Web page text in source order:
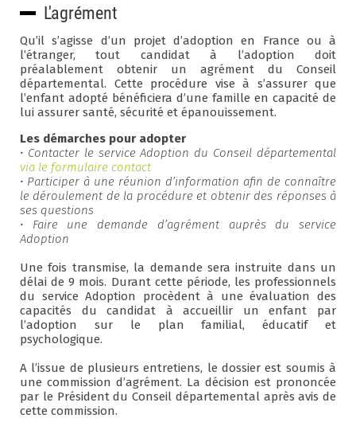
L'agrément
Qu’il s’agisse d’un projet d’adoption en France ou à
l’étranger, tout candidat à l’adoption doit
préalablement obtenir un agrément du Conseil
départemental. Cette procédure vise à s’assurer que
l’enfant adopté bénéficiera d’une famille en capacité de
lui assurer santé, sécurité et épanouissement.
Les démarches pour adopter
• Contacter le service Adoption du Conseil départemental
via le formulaire contact
• Participer à une réunion d’information afin de connaître
le déroulement de la procédure et obtenir des réponses à
ses questions
• Faire une demande d’agrément auprès du service
Adoption
Une fois transmise, la demande sera instruite dans un
délai de 9 mois. Durant cette période, les professionnels
du service Adoption procèdent à une évaluation des
capacités du candidat à accueillir un enfant par
l’adoption sur le plan familial, éducatif et
psychologique.
A l’issue de plusieurs entretiens, le dossier est soumis à
une commission d’agrément. La décision est prononcée
par le Président du Conseil départemental après avis de
cette commission.